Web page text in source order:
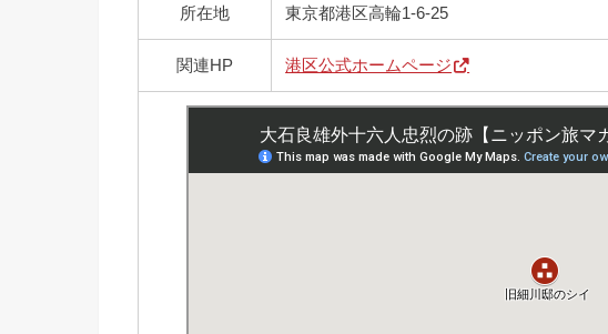
所在地 東京都港区高輪1-6-25
関連HP 港区公式ホームページ